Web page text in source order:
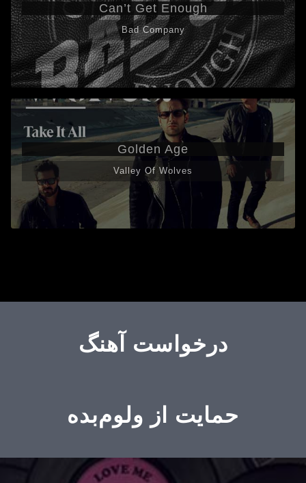
Can’t Get Enough
Bad Company
Golden Age
Valley Of Wolves
درخواست آهنگ
حمایت از ولوم‌بده